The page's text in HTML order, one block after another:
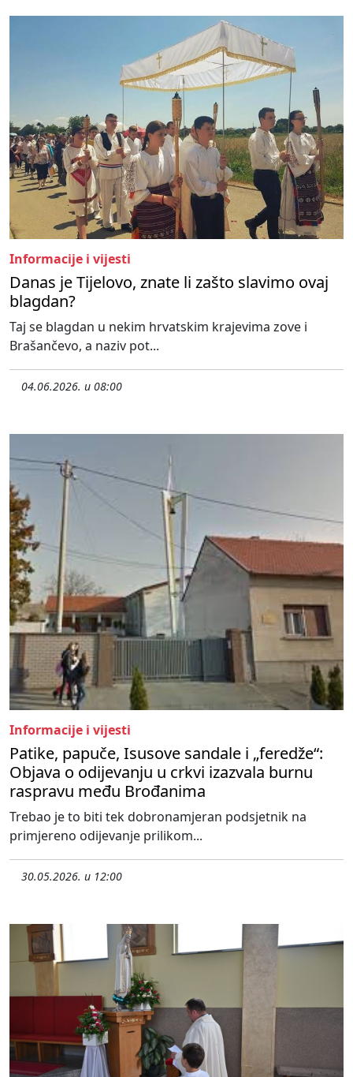
Informacije i vijesti
Danas je Tijelovo, znate li zašto slavimo ovaj
blagdan?
Taj se blagdan u nekim hrvatskim krajevima zove i
Brašančevo, a naziv pot...
04.06.2026. u 08:00
Informacije i vijesti
Patike, papuče, Isusove sandale i „feredže“:
Objava o odijevanju u crkvi izazvala burnu
raspravu među Brođanima
Trebao je to biti tek dobronamjeran podsjetnik na
primjereno odijevanje prilikom...
30.05.2026. u 12:00